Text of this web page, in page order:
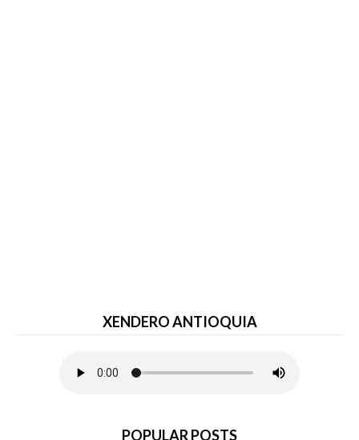
XENDERO ANTIOQUIA
POPULAR POSTS